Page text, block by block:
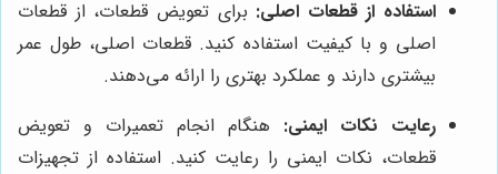
استفاده از قطعات اصلی: برای تعویض قطعات، از قطعات
اصلی و با کیفیت استفاده کنید. قطعات اصلی، طول عمر
بیشتری دارند و عملکرد بهتری را ارائه می‌دهند.
رعایت نکات ایمنی: هنگام انجام تعمیرات و تعویض
قطعات، نکات ایمنی را رعایت کنید. استفاده از تجهیزات